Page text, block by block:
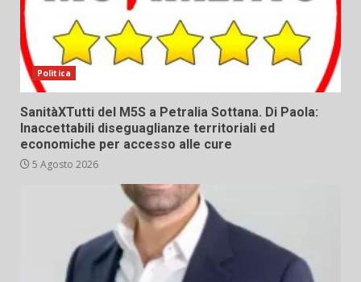
Politica
SanitàXTutti del M5S a Petralia Sottana. Di Paola:
Inaccettabili diseguaglianze territoriali ed
economiche per accesso alle cure
5 Agosto 2026